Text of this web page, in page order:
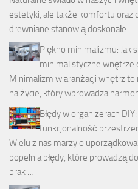
estetyki, ale także komfortu oraz
drewniane stanowią doskonałe …
Piękno minimalizmu: Jak
minimalistyczne wnętrze
Minimalizm w aranżacji wnętrz
na życie, który wprowadza
Błędy w organizerach
funkcjonalność
Wielu z nas marzy o
popełnia błędy, które prowadzą
brak …